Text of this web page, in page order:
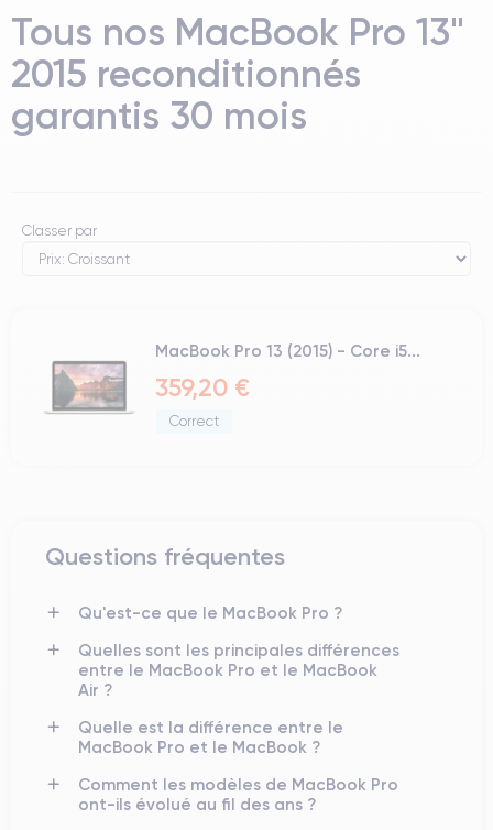
Tous nos MacBook Pro 13"
2015 reconditionnés
garantis 30 mois
Classer par
MacBook Pro 13 (2015) - Core i5...
359,20 €
Correct
Questions fréquentes
Qu'est-ce que le MacBook Pro ?
Quelles sont les principales différences
entre le MacBook Pro et le MacBook
Air ?
Quelle est la différence entre le
MacBook Pro et le MacBook ?
Comment les modèles de MacBook Pro
ont-ils évolué au fil des ans ?